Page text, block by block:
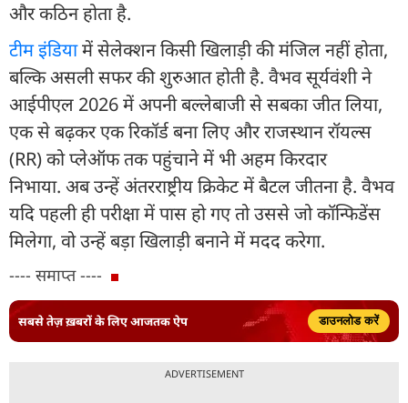
और कठिन होता है.
टीम इंडियामें सेलेक्शन किसी खिलाड़ी की मंजिल नहीं होता,
बल्कि असली सफर की शुरुआत होती है. वैभव सूर्यवंशी ने
आईपीएल 2026 में अपनी बल्लेबाजी से सबका जीत लिया,
एक से बढ़कर एक रिकॉर्ड बना लिए और राजस्थान रॉयल्स
(RR) को प्लेऑफ तक पहुंचाने में भी अहम किरदार
निभाया. अब उन्हें अंतरराष्ट्रीय क्रिकेट में बैटल जीतना है. वैभव
यदि पहली ही परीक्षा में पास हो गए तो उससे जो कॉन्फिडेंस
मिलेगा, वो उन्हें बड़ा खिलाड़ी बनाने में मदद करेगा.
---- समाप्त ----
सबसे तेज़ ख़बरों के लिए आजतक ऐप डाउनलोड करें
ADVERTISEMENT